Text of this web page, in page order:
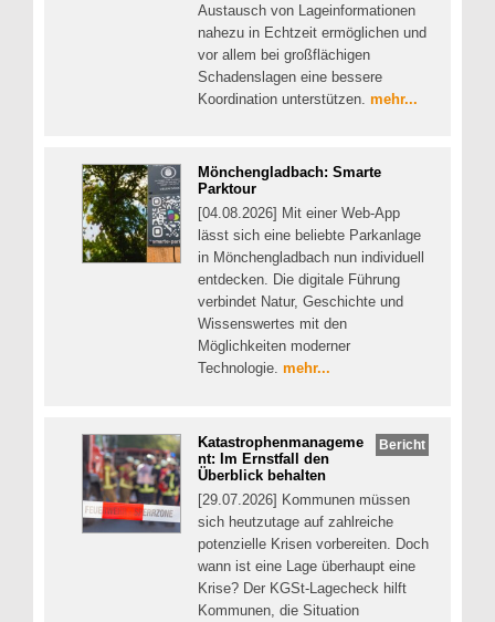
Austausch von Lageinformationen
nahezu in Echtzeit ermöglichen und
vor allem bei großflächigen
Schadenslagen eine bessere
Koordination unterstützen. mehr...
Mönchengladbach: Smarte
Parktour
[04.08.2026] Mit einer Web-App
lässt sich eine beliebte Parkanlage
in Mönchengladbach nun individuell
entdecken. Die digitale Führung
verbindet Natur, Geschichte und
Wissenswertes mit den
Möglichkeiten moderner
Technologie. mehr...
Bericht
Katastrophenmanageme
nt: Im Ernstfall den
Überblick behalten
[29.07.2026] Kommunen müssen
sich heutzutage auf zahlreiche
potenzielle Krisen vorbereiten. Doch
wann ist eine Lage überhaupt eine
Krise? Der KGSt-Lagecheck hilft
Kommunen, die Situation